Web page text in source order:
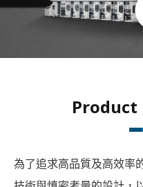
為了追求高品質及高效率